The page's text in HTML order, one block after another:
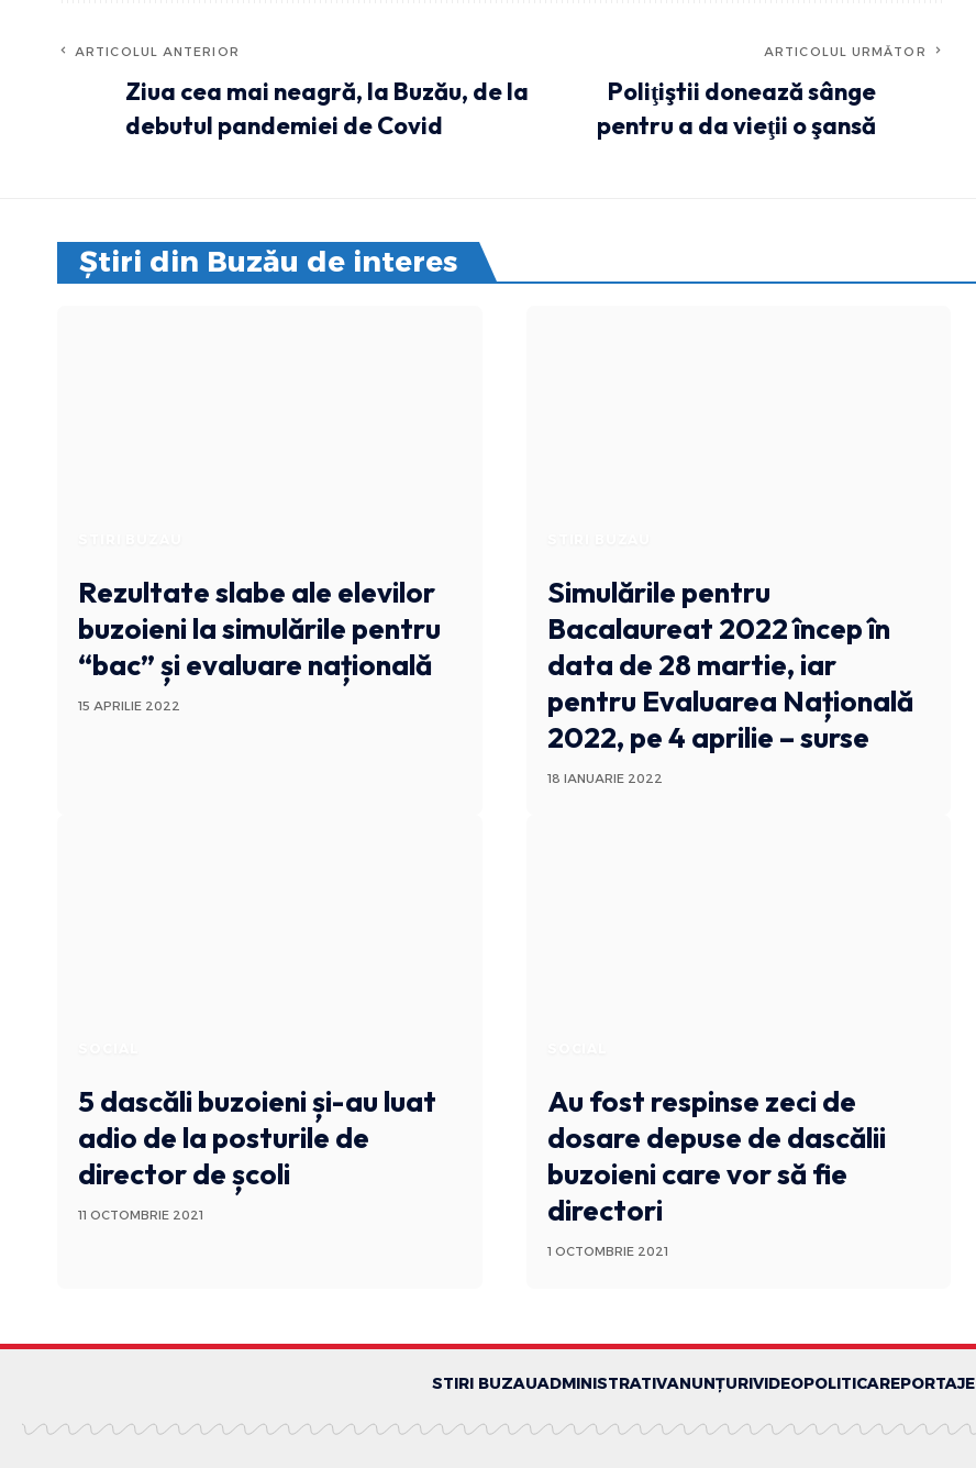
ARTICOLUL ANTERIOR
Ziua cea mai neagră, la Buzău, de la
debutul pandemiei de Covid
ARTICOLUL URMĂTOR
Poliţiştii donează sânge
pentru a da vieţii o şansă
Știri din Buzău de interes
Rezultate slabe ale elevilor
buzoieni la simulările pentru
“bac” și evaluare națională
15 APRILIE 2022
Simulările pentru
Bacalaureat 2022 încep în
data de 28 martie, iar
pentru Evaluarea Națională
2022, pe 4 aprilie – surse
18 IANUARIE 2022
5 dascăli buzoieni și-au luat
adio de la posturile de
director de școli
11 OCTOMBRIE 2021
Au fost respinse zeci de
dosare depuse de dascălii
buzoieni care vor să fie
directori
1 OCTOMBRIE 2021
STIRI BUZAUADMINISTRATIVANUNȚURIVIDEOPOLITICAREPORTAJE